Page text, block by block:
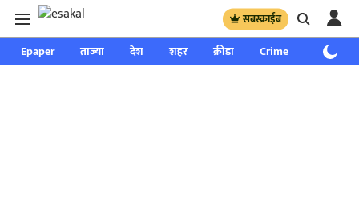
सबस्क्राईब
Epaper ताज्या देश शहर क्रीडा Crime साप्ताहिक